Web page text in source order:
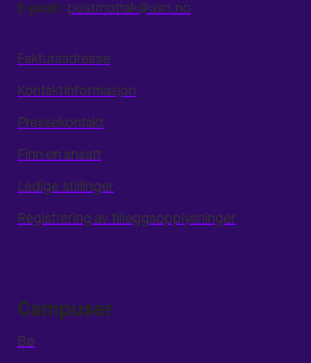
E-post: postmottak@usn.no
Fakturaadresse
Kontaktinformasjon
Pressekontakt
Finn en ansatt
Ledige stillinger
Registrering av tilleggsopplysninger
Campuser
Bø